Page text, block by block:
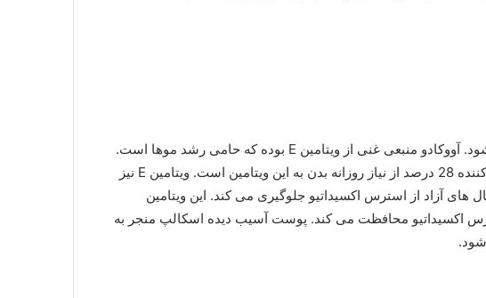
آووکادو منبعی از چربی های مفید محسوب می شود. آووکادو منبعی غنی از ویتامین E بوده که حامی رشد موها است.
یک عدد آووکادو متوسط (تقریبا 200 گرم) تامین کننده 28 درصد از نیاز روزانه بدن به این ویتامین است. ویتامین E نیز
های آزاد از استرس اکسیداتیو جلوگیری می کند. این ویتامین
اکسیداتیو محافظت می کند. پوست آسیب دیده اسکالپ منجر به